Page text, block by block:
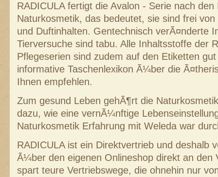
RADICULA fertigt die Avalon - Serie nach den
Naturkosmetik, das bedeutet, sie sind frei
und Duftinhalten. Gentechnisch verÃ¤nderte
Tierversuche sind tabu. Alle Inhaltsstoffe der
Pflegeserien sind zudem auf den Etiketten
informative Taschenlexikon Ã¼ber die
Ihnen empfehlen.
Zum gesund Leben gehÃ¶rt die
dazu, wie eine vernÃ¼nftige
Naturkosmetik Erfahrung mit Weleda war
RADICULA ist ein Direktvertrieb und deshalb
Ã¼ber den eigenen Onlineshop direkt an den
spart teure Vertriebswege, die ohnehin nur